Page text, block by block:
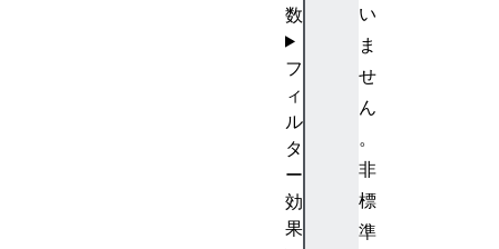
い
ま
せ
ん
。
非
標
準
数
フ
ィ
ル
タ
ー
効
果